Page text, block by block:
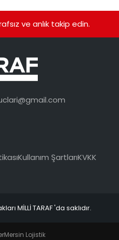
ve anlık takip edin.
Kullanım ŞartlarıKVKK
MİLLİ TARAF 'da saklıdır.
Mersin Lojistik